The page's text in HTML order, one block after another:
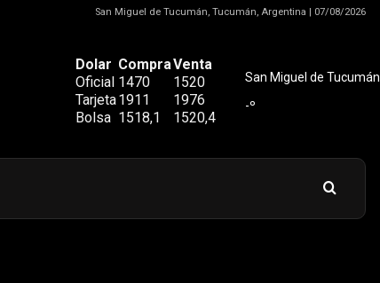
San Miguel de Tucumán, Tucumán, Argentina | 07/08/2026
Dolar CompraVenta
Oficial 1470
1520
Tarjeta1911
1976
Bolsa 1518,1 1520,4
San Miguel de Tucumán
-º